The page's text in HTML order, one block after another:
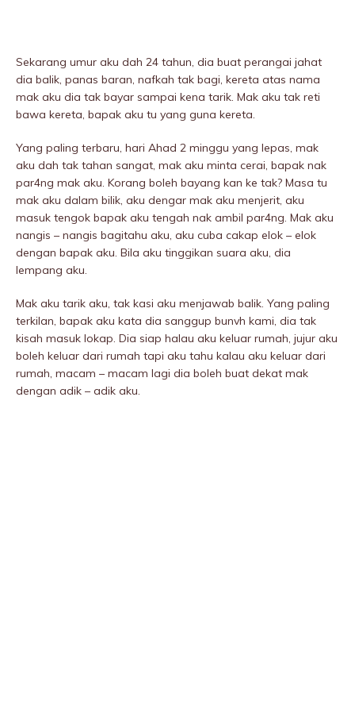
Sekarang umur aku dah 24 tahun, dia buat perangai jahat
dia balik, panas baran, nafkah tak bagi, kereta atas nama
mak aku dia tak bayar sampai kena tarik. Mak aku tak reti
bawa kereta, bapak aku tu yang guna kereta.
Yang paling terbaru, hari Ahad 2 minggu yang lepas, mak
aku dah tak tahan sangat, mak aku minta cerai, bapak nak
par4ng mak aku. Korang boleh bayang kan ke tak? Masa tu
mak aku dalam bilik, aku dengar mak aku menjerit, aku
masuk tengok bapak aku tengah nak ambil par4ng. Mak aku
nangis – nangis bagitahu aku, aku cuba cakap elok – elok
dengan bapak aku. Bila aku tinggikan suara aku, dia
Iempang aku.
Mak aku tarik aku, tak kasi aku menjawab balik. Yang paling
terkilan, bapak aku kata dia sanggup bunvh kami, dia tak
kisah masuk Iokap. Dia siap halau aku keluar rumah, jujur aku
boleh keluar dari rumah tapi aku tahu kalau aku keluar dari
rumah, macam – macam lagi dia boleh buat dekat mak
dengan adik – adik aku.